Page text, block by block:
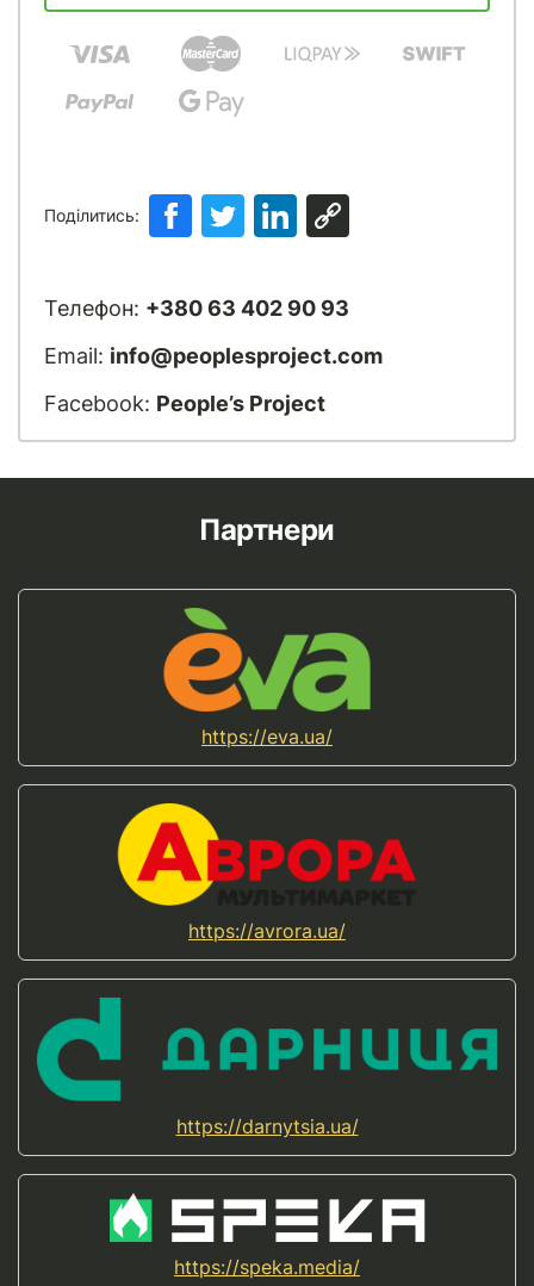
Поділитись:
Телефон: +380 63 402 90 93
Email: info@peoplesproject.com
Facebook: People’s Project
Партнери
https://eva.ua/
https://avrora.ua/
https://darnytsia.ua/
https://speka.media/